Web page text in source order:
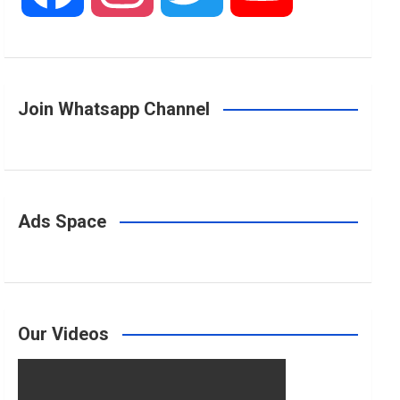
c
e
o
s
t
r
i
t
r
u
T
Join Whatsapp Channel
Ads Space
Our Videos